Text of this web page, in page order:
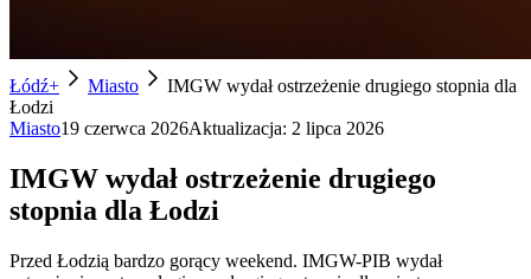
Łódź+ Miasto
IMGW wydał ostrzeżenie drugiego stopnia dla
Łodzi
Miasto19 czerwca 2026Aktualizacja: 2 lipca 2026
IMGW wydał ostrzeżenie drugiego
stopnia dla Łodzi
Przed Łodzią bardzo gorący weekend. IMGW-PIB wydał